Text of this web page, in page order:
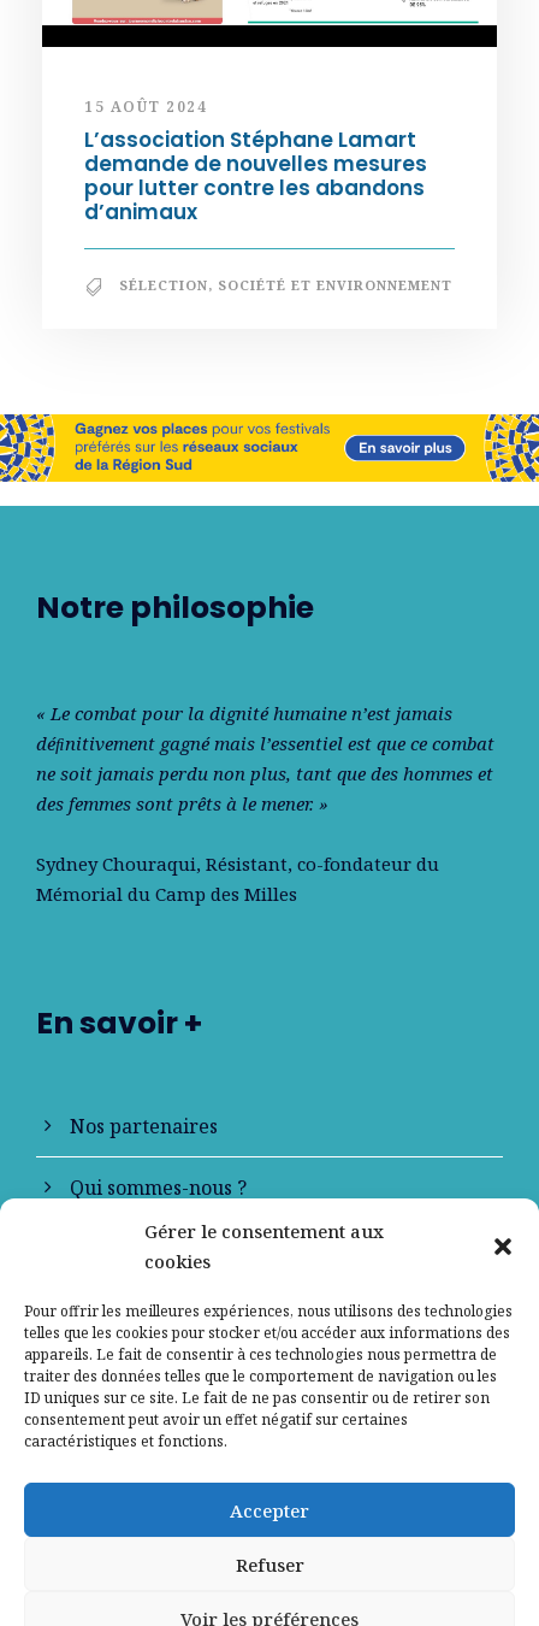
Gérer le consentement aux
cookies
Pour offrir les meilleures expériences, nous utilisons des technologies
telles que les cookies pour stocker et/ou accéder aux informations des
appareils. Le fait de consentir à ces technologies nous permettra de
traiter des données telles que le comportement de navigation ou les
ID uniques sur ce site. Le fait de ne pas consentir ou de retirer son
consentement peut avoir un effet négatif sur certaines
caractéristiques et fonctions.
Accepter
Refuser
Voir les préférences
15 AOÛT 2024
L’association Stéphane Lamart
demande de nouvelles mesures
pour lutter contre les abandons
d’animaux
SÉLECTION, SOCIÉTÉ ET ENVIRONNEMENT
Notre philosophie
« Le combat pour la dignité humaine n’est jamais
déﬁnitivement gagné mais l’essentiel est que ce combat
ne soit jamais perdu non plus, tant que des hommes et
des femmes sont prêts à le mener. »
Sydney Chouraqui, Résistant, co-fondateur du
Mémorial du Camp des Milles
En savoir +
Nos partenaires
Qui sommes-nous ?
Contactez-nous
Mentions légales
Politique de confidentialité